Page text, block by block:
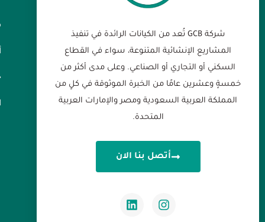
شركة GCB تُعد من الكيانات الرائدة في تنفيذ
المشاريع الإنشائية المتنوعة، سواء في القطاع
السكني أو التجاري أو الصناعي. وعلى مدى أكثر من
خمسةٍ وعشرين عامًا من الخبرة الموثوقة في كلٍ من
المملكة العربية السعودية ومصر والإمارات العربية
المتحدة.
أتصل بنا الان